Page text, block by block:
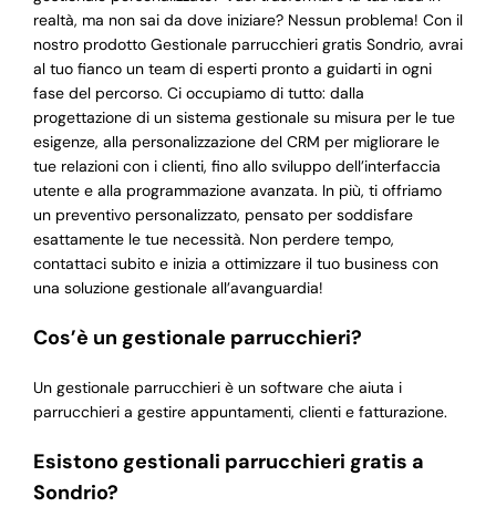
realtà, ma non sai da dove iniziare? Nessun problema! Con il
nostro prodotto Gestionale parrucchieri gratis Sondrio, avrai
al tuo fianco un team di esperti pronto a guidarti in ogni
fase del percorso. Ci occupiamo di tutto: dalla
progettazione di un sistema gestionale su misura per le tue
esigenze, alla personalizzazione del CRM per migliorare le
tue relazioni con i clienti, fino allo sviluppo dell’interfaccia
utente e alla programmazione avanzata. In più, ti offriamo
un preventivo personalizzato, pensato per soddisfare
esattamente le tue necessità. Non perdere tempo,
contattaci subito e inizia a ottimizzare il tuo business con
una soluzione gestionale all’avanguardia!
Cos’è un gestionale parrucchieri?
Un gestionale parrucchieri è un software che aiuta i
parrucchieri a gestire appuntamenti, clienti e fatturazione.
Esistono gestionali parrucchieri gratis a
Sondrio?